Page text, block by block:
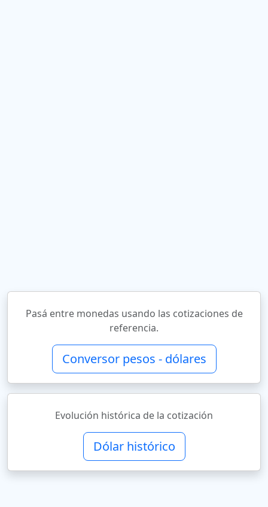
Pasá entre monedas usando las cotizaciones de
referencia.
Conversor pesos - dólares
Evolución histórica de la cotización
Dólar histórico